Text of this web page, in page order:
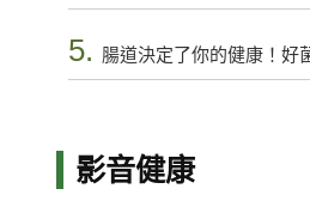
5. 腸道決定了你的健康！好
影音健康